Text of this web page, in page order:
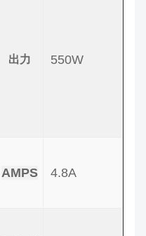
出力 550W
AMPS 4.8A